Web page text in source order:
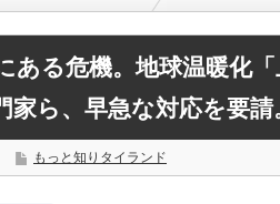
ある危機。地球温暖化
家ら、早急な対応を要請
もっと知りタイランド